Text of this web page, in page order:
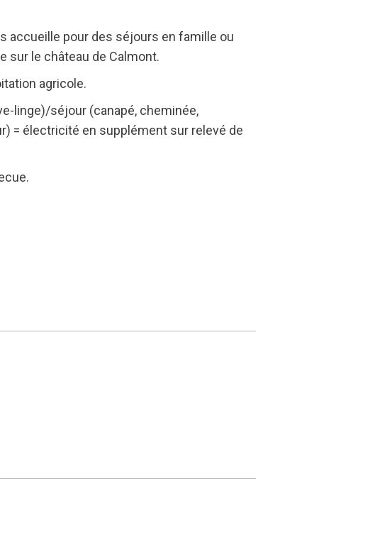
accueille pour des séjours en famille ou
sur le château de Calmont.
agricole.
linge)/séjour (canapé, cheminée,
= électricité en supplément sur relevé de